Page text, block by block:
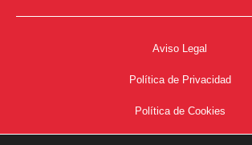
Aviso Legal
Política de Privacidad
Política de Cookies